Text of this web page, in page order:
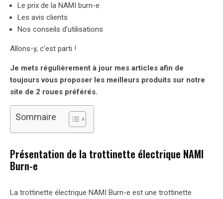
Le prix de la NAMI burn-e
Les avis clients
Nos conseils d’utilisations
Allons-y, c’est parti !
Je mets régulièrement à jour mes articles afin de
toujours vous proposer les meilleurs produits sur notre
site de 2 roues préférés.
Sommaire
Présentation de la trottinette électrique NAMI
Burn-e
La trottinette électrique NAMI Burn-e est une trottinette